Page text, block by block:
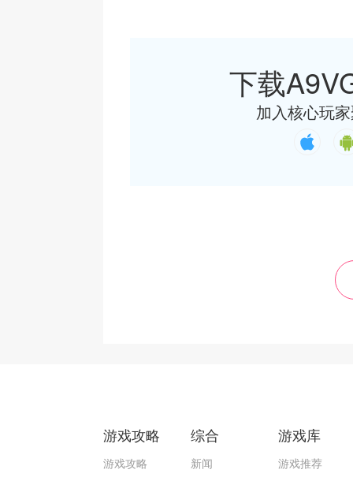
下载
加入核心玩
游戏攻略
游戏攻略
综合
新闻
游戏库
游戏推荐